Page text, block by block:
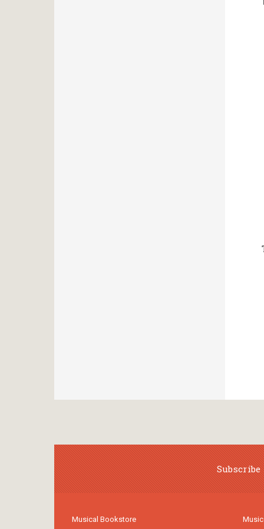
Musical Bookstore